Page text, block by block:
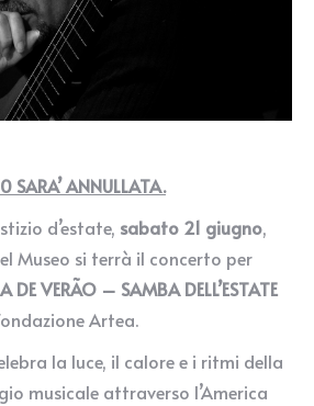
SARA’ ANNULLATA.
d’estate, sabato 21 giugno,
Museo si terrà il concerto per
DE VERÃO – SAMBA DELL’ESTATE
Artea.
la luce, il calore e i ritmi della
musicale attraverso l’America